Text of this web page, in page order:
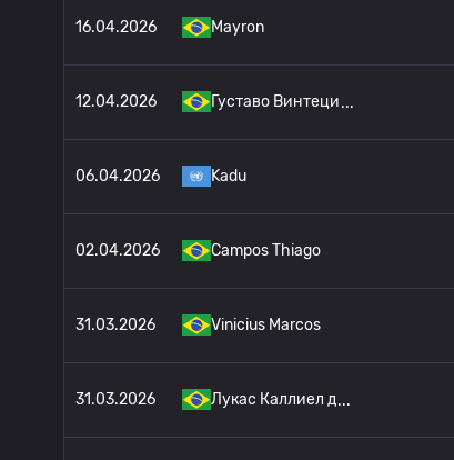
16.04.2026 Mayron
12.04.2026 Густаво Винтеци
06.04.2026 Kadu
02.04.2026 Campos Thiago
31.03.2026 Vinicius Marcos
31.03.2026 Лукас Каллиел д